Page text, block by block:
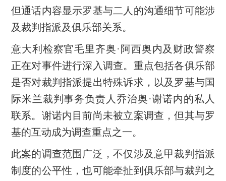
但通话内容显示罗基与二人的沟通细节可能涉
及裁判指派及俱乐部关系。
意大利检察官毛里齐奥·阿西奥内及财政警察
正在对事件进行深入调查。重点包括各俱乐部
是否对裁判指派提出特殊诉求，以及罗基与国
际米兰裁判事务负责人乔治奥·谢诺内的私人
联系。谢诺内目前尚未被立案调查，但其与罗
基的互动成为调查重点之一。
此案的调查范围广泛，不仅涉及意甲裁判指派
制度的公平性，也可能牵扯到俱乐部与裁判之